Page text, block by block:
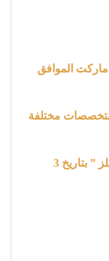
ماركت الموافق
مختلفة
وظائف شركة المنصور للسيارات ” سيلز ” بتاريخ 3